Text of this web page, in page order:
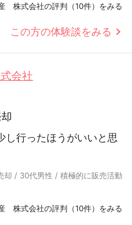
株式会社の評判（10件）をみる
この方の体験談をみる
会社
し行ったほうがいいと思
却 / 30代男性 / 積極的に販売活動
株式会社の評判（10件）をみる